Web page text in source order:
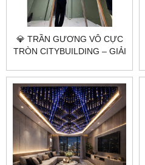
💎 TRẦN GƯƠNG VÔ CỰC
TRÒN CITYBUILDING – GIẢI
VÔ CỰC CHO KHÔNG GIAN
CAO CẤP